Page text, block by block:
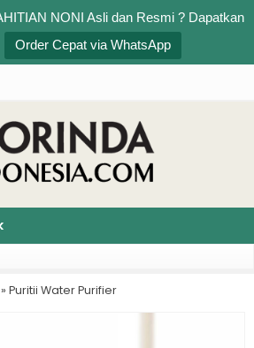
NONI Asli dan Resmi ? Dapatkan
Order Cepat via WhatsApp
Rp0 0
» Puritii Water Purifier